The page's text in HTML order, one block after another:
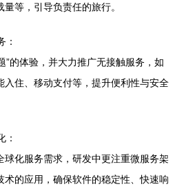
等，引导负责任的旅行。
：
”的体验，并大力推广无接触服务，如
入住、移动支付等，提升便利性与安全
：
球化服务需求，研发中更注重微服务架
术的应用，确保软件的稳定性、快速响